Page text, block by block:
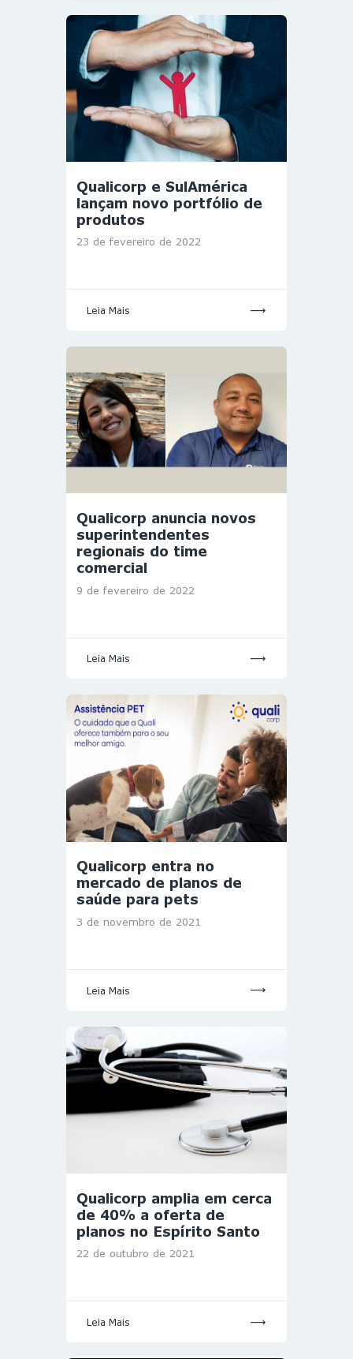
Qualicorp e SulAmérica
lançam novo portfólio de
produtos
23 de fevereiro de 2022
Leia Mais
Qualicorp anuncia novos
superintendentes
regionais do time
comercial
9 de fevereiro de 2022
Leia Mais
Qualicorp entra no
mercado de planos de
saúde para pets
3 de novembro de 2021
Leia Mais
Qualicorp amplia em cerca
de 40% a oferta de
planos no Espírito Santo
22 de outubro de 2021
Leia Mais